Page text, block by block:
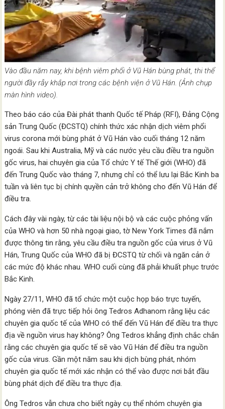
Vào đầu năm nay, khi bệnh viêm phổi ở Vũ Hán bùng phát, thi thể
người đầy rẫy khắp nơi trong các bệnh viện ở Vũ Hán. (Ảnh chụp
màn hình video).
Theo báo cáo của Đài phát thanh Quốc tế Pháp (RFI), Đảng Cộng
sản Trung Quốc (ĐCSTQ) chính thức xác nhận dịch viêm phổi
virus corona mới bùng phát ở Vũ Hán vào cuối tháng 12 năm
ngoái. Sau khi Australia, Mỹ và các nước yêu cầu điều tra nguồn
gốc virus, hai chuyên gia của Tổ chức Y tế Thế giới (WHO) đã
đến Trung Quốc vào tháng 7, nhưng chỉ có thể lưu lại Bắc Kinh ba
tuần và liên tục bị chính quyền cản trở không cho đến Vũ Hán để
điều tra.
Cách đây vài ngày, từ các tài liệu nội bộ và các cuộc phỏng vấn
của WHO và hơn 50 nhà ngoại giao, tờ New York Times đã nắm
được thông tin rằng, yêu cầu điều tra nguồn gốc của virus ở Vũ
Hán, Trung Quốc của WHO đã bị ĐCSTQ từ chối và ngăn cản ở
các mức độ khác nhau. WHO cuối cùng đã phải khuất phục trước
Bắc Kinh.
Ngày 27/11, WHO đã tổ chức một cuộc họp báo trực tuyến,
phóng viên đã trực tiếp hỏi ông Tedros Adhanom rằng liệu các
chuyên gia quốc tế của WHO có thể đến Vũ Hán để điều tra thực
địa về nguồn virus hay không? Ông Tedros khẳng định chắc chắn
rằng các chuyên gia quốc tế sẽ vào Vũ Hán để điều tra nguồn
gốc của virus. Gần một năm sau khi dịch bùng phát, nhóm
chuyên gia quốc tế mới xác nhận có thể vào được nơi bắt đầu
bùng phát dịch để điều tra thực địa.
Ông Tedros vẫn chưa cho biết ngày cụ thể nhóm chuyên gia